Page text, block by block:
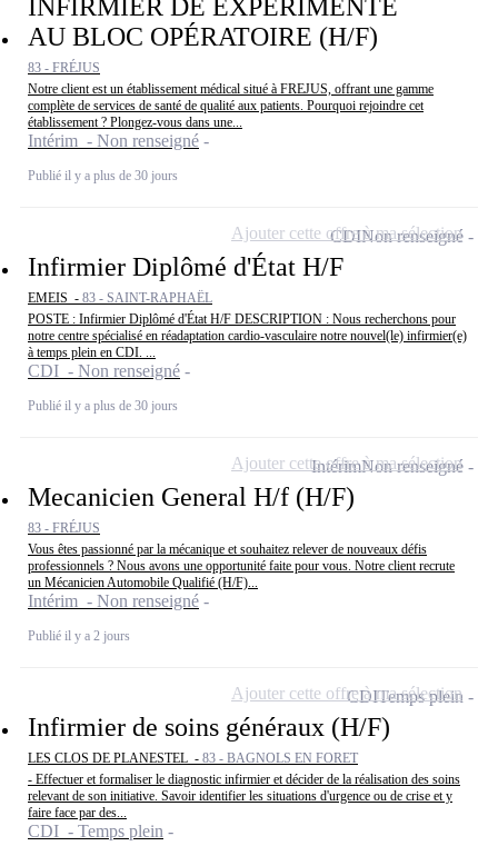
INFIRMIER DE EXPÉRIMENTÉ
AU BLOC OPÉRATOIRE (H/F)
83 - FRÉJUS
Notre client est un établissement médical situé à FREJUS, offrant une gamme
complète de services de santé de qualité aux patients. Pourquoi rejoindre cet
établissement ? Plongez-vous dans une...
Intérim - Non renseigné
Publié il y a plus de 30 jours
Infirmier Diplômé d'État H/F
EMEIS - 83 - SAINT-RAPHAËL
POSTE : Infirmier Diplômé d'État H/F DESCRIPTION : Nous recherchons pour
notre centre spécialisé en réadaptation cardio-vasculaire notre nouvel(le) infirmier(e)
à temps plein en CDI. ...
CDI - Non renseigné
Publié il y a plus de 30 jours
CDINon renseigné
Ajouter cette offre à ma sélection
Mecanicien General H/f (H/F)
83 - FRÉJUS
Vous êtes passionné par la mécanique et souhaitez relever de nouveaux défis
professionnels ? Nous avons une opportunité faite pour vous. Notre client recrute
un Mécanicien Automobile Qualifié (H/F)...
Intérim - Non renseigné
Publié il y a 2 jours
IntérimNon renseigné
Ajouter cette offre à ma sélection
Infirmier de soins généraux (H/F)
LES CLOS DE PLANESTEL - 83 - BAGNOLS EN FORET
- Effectuer et formaliser le diagnostic infirmier et décider de la réalisation des soins
relevant de son initiative. Savoir identifier les situations d'urgence ou de crise et y
faire face par des...
CDI - Temps plein
CDITemps plein
Ajouter cette offre à ma sélection